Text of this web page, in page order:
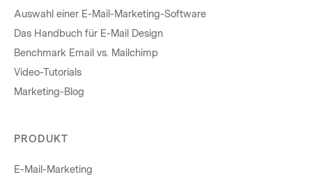
Auswahl einer E-Mail-Marketing-Software
Das Handbuch für E-Mail Design
Benchmark Email vs. Mailchimp
Video-Tutorials
Marketing-Blog
PRODUKT
E-Mail-Marketing